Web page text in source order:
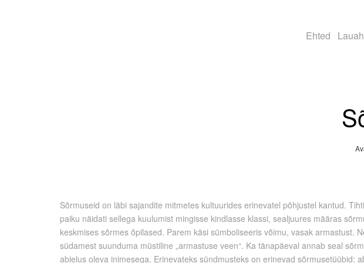
Ehted
Sõrmuseid on läbi sajandite mitmetes kultuurides erinevatel põhjustel kantud.
paiku näidati sellega kuulumist mingisse kindlasse klassi, sealjuures määras
keskmises sõrmes õpilased. Parem käsi sümboliseeris võimu, vasak
südamest suunduma müstiline „armastuse veen“. Ka tänapäeval annab seal
abielus oleva inimesega. Erinevateks sündmusteks on erinevad